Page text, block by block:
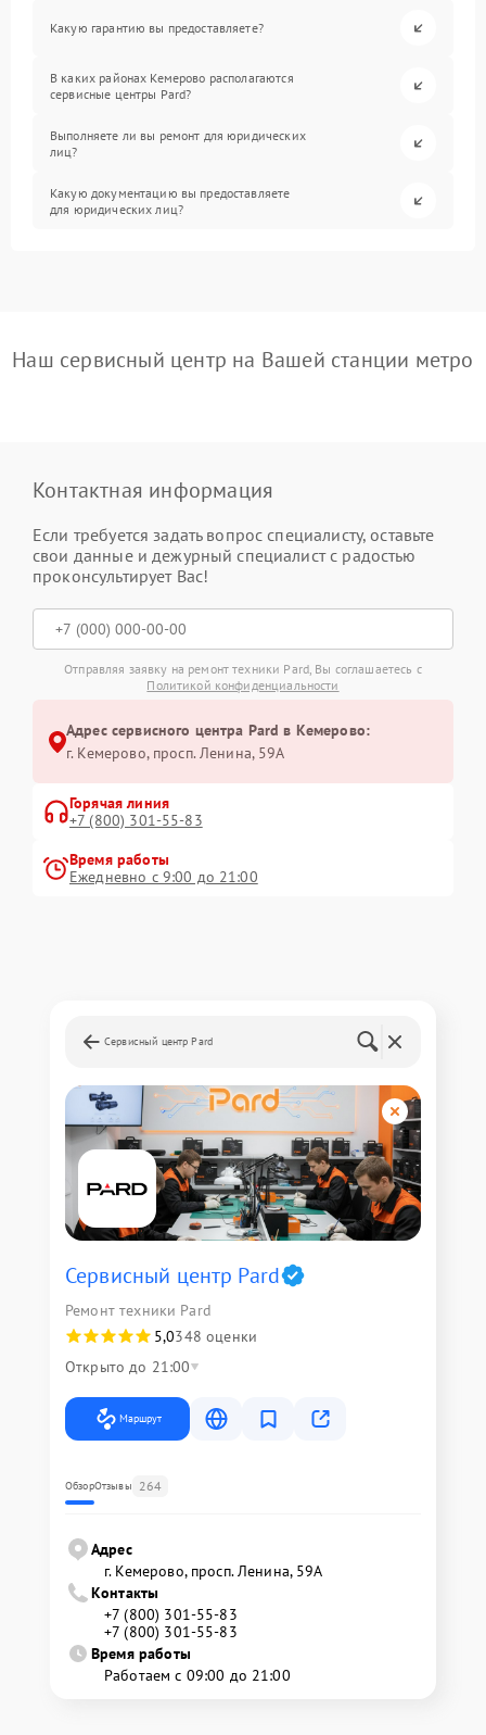
Какую гарантию вы предоставляете?
В каких районах Кемерово располагаются
сервисные центры Pard?
Выполняете ли вы ремонт для юридических
лиц?
Какую документацию вы предоставляете
для юридических лиц?
Наш сервисный центр на Вашей станции метро
Контактная информация
Если требуется задать вопрос специалисту, оставьте
свои данные и дежурный специалист с радостью
проконсультирует Вас!
Отправляя заявку на ремонт техники Pard, Вы соглашаетесь с
Политикой конфиденциальности
Адрес сервисного центра Pard в Кемерово:
г. Кемерово, просп. Ленина, 59А
Горячая линия
+7 (800) 301-55-83
Время работы
Ежедневно с 9:00 до 21:00
Сервисный центр Pard
Сервисный центр Pard
Ремонт техники Pard
5,0348 оценки
Открыто до 21:00
Маршрут
ОбзорОтзывы 264
Адрес
г. Кемерово, просп. Ленина, 59А
Контакты
+7 (800) 301-55-83
+7 (800) 301-55-83
Время работы
Работаем с 09:00 до 21:00